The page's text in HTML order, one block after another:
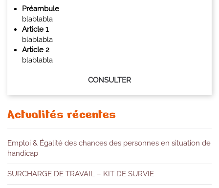
Préambule
blablabla
Article 1
blablabla
Article 2
blablabla
CONSULTER
Actualités récentes
Emploi & Égalité des chances des personnes en situation de
handicap
SURCHARGE DE TRAVAIL – KIT DE SURVIE